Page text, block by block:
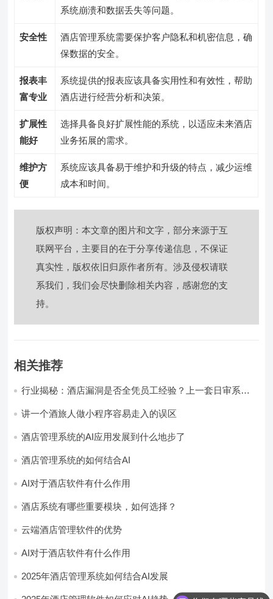
系统崩溃和数据丢失等问题。
安全性
酒店管理系统需要保护客户隐私和机密信息，确
保数据的安全。
报表丰
富专业
系统提供的报表应该具备实用性和有效性，帮助
酒店进行经营分析和决策。
扩展性
能好
选择具备良好扩展性能的系统，以适应未来酒店
业务拓展的需求。
维护方
便
系统应该具备易于维护和升级的特点，减少运维
成本和时间。
版权声明：本文章的图片和文字，部分来源于互
联网平台，主要目的在于分享传递信息，不保证
真实性，版权依旧归原作者所有。涉及侵权请联
系我们，我们会尽快删除相关内容，感谢您的支
持。
相关推荐
行业揭秘：酒店漏洞是否全凭员工经验？上一套日审系
讲一个酒旅人做小程序容易走入的误区
酒店管理系统的AI应用发展到什么地步了
酒店管理系统的如何结合AI
AI对于酒店软件有什么作用
酒店系统有哪些重要模块，如何选择？
云端酒店管理软件的优势
AI对于酒店软件有什么作用
2025年酒店管理系统如何结合AI发展